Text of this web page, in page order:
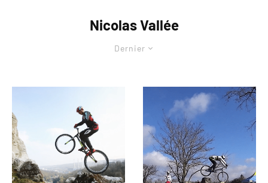
Nicolas Vallée
Dernier